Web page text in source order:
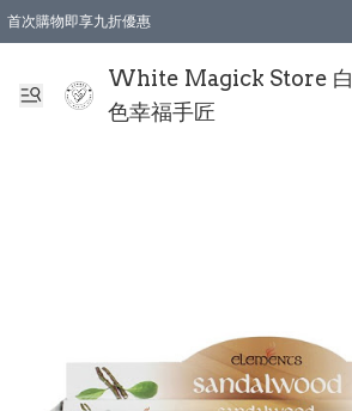
首次購物即享九折優惠
White Magick Store 白
色幸福手匠